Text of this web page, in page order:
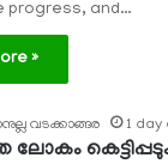
progress, and…
»
വടക്കാങ്ങര 1 day
ലോകം